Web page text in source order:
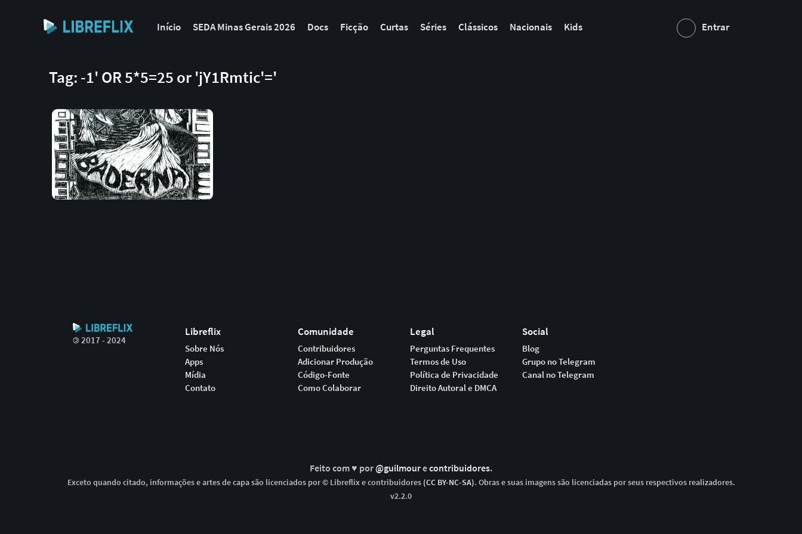
Início SEDA Minas Gerais 2026 Docs Ficção Curtas Séries Clássicos Nacionais Kids Entrar
Tag: -1' OR 5*5=25 or 'jY1Rmtic'='
©2017 - 2024
Libreflix
Sobre Nós
Apps
Mídia
Contato
Comunidade
Contribuidores
Adicionar Produção
Código-Fonte
Como Colaborar
Legal
Perguntas Frequentes
Termos de Uso
Política de Privacidade
Direito Autoral e DMCA
Social
Blog
Grupo no Telegram
Canal no Telegram
Feito com ♥ por@guilmourecontribuidores.
Exceto quando citado, informações e artes de capa são licenciados por © Libreflix e contribuidores (CC BY-NC-SA). Obras e suas imagens são licenciadas por seus respectivos realizadores.
v2.2.0